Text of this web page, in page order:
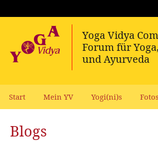
Start Mein YV Yogi(ni)s Fotos
Blogs